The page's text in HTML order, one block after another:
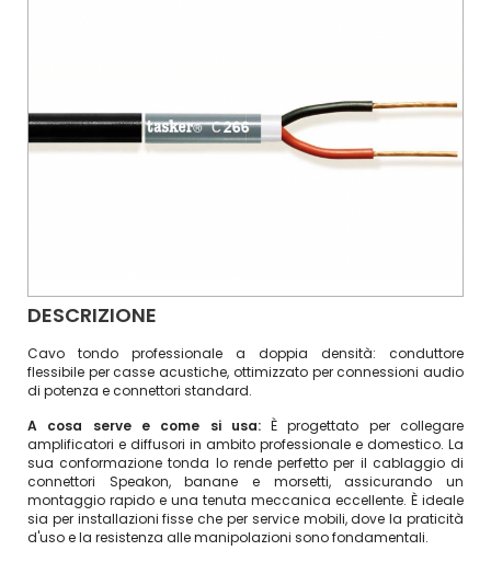
DESCRIZIONE
Cavo tondo professionale a doppia densità: conduttore
flessibile per casse acustiche, ottimizzato per connessioni audio
di potenza e connettori standard.
A cosa serve e come si usa:È progettato per collegare
amplificatori e diffusori in ambito professionale e domestico. La
sua conformazione tonda lo rende perfetto per il cablaggio di
connettori Speakon, banane e morsetti, assicurando un
montaggio rapido e una tenuta meccanica eccellente. È ideale
sia per installazioni fisse che per service mobili, dove la praticità
d'uso e la resistenza alle manipolazioni sono fondamentali.